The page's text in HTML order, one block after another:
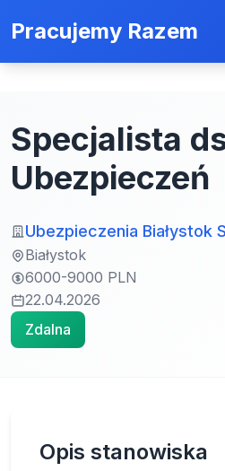
Pracujemy Razem
Specjalista
Ubezpieczeń
Ubezpieczenia Białystok
Białystok
6000-9000 PLN
22.04.2026
Zdalna
Opis stanowiska